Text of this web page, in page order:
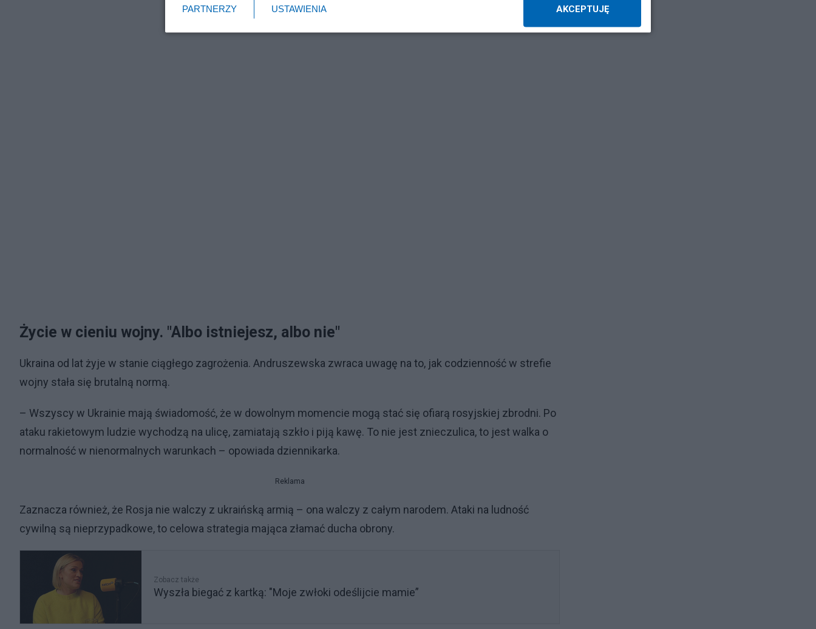
Życie w cieniu wojny. "Albo istniejesz, albo nie"
Ukraina od lat żyje w stanie ciągłego zagrożenia. Andruszewska zwraca uwagę na to, jak codzienność w strefie
wojny stała się brutalną normą.
– Wszyscy w Ukrainie mają świadomość, że w dowolnym momencie mogą stać się ofiarą rosyjskiej zbrodni. Po
ataku rakietowym ludzie wychodzą na ulicę, zamiatają szkło i piją kawę. To nie jest znieczulica, to jest walka o
normalność w nienormalnych warunkach – opowiada dziennikarka.
Reklama
Zaznacza również, że Rosja nie walczy z ukraińską armią – ona walczy z całym narodem. Ataki na ludność
cywilną są nieprzypadkowe, to celowa strategia mająca złamać ducha obrony.
Zobacz także
Wyszła biegać z kartką: "Moje zwłoki odeślijcie mamie”
PARTNERZY USTAWIENIA AKCEPTUJĘ